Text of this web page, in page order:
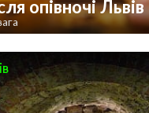
опівночі Львів